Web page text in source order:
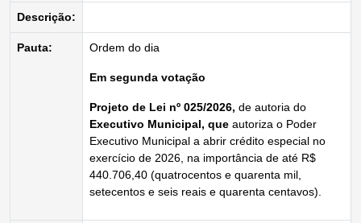
Descrição:
Pauta: Ordem do dia
Em segunda votação
Projeto de Lei nº 025/2026, de autoria do
Executivo Municipal, que autoriza o Poder
Executivo Municipal a abrir crédito especial no
exercício de 2026, na importância de até R$
440.706,40 (quatrocentos e quarenta mil,
setecentos e seis reais e quarenta centavos).